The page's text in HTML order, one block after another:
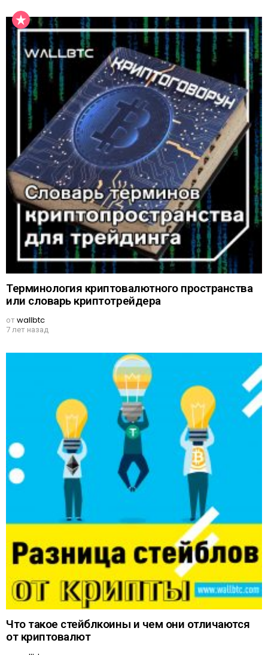
Терминология криптовалютного пространства
или словарь криптотрейдера
отwallbtc
7 лет назад
Что такое стейблкоины и чем они отличаются
от криптовалют